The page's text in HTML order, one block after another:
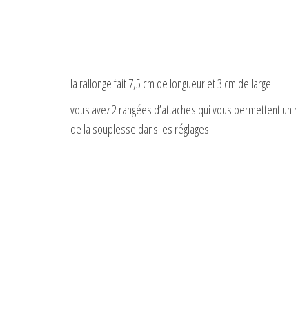
la rallonge fait 7,5 cm de longueur et 3 cm de large
vous avez 2 rangées d’attaches qui vous permettent
de la souplesse dans les réglages